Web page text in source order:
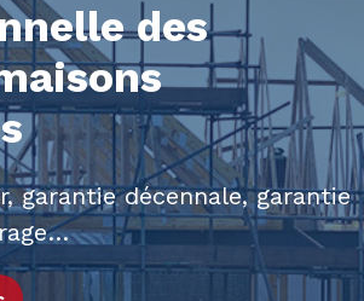
des
garantie décennale, garantie